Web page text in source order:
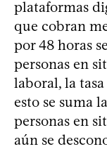
plataformas
que cobran
por 48 horas
personas en
laboral, la
esto se suma
personas en
aún se